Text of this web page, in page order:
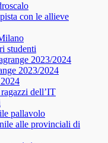
con le allieve
studenti
2023/2024
2023/2024
dell’IT
pallavolo
alle provinciali di